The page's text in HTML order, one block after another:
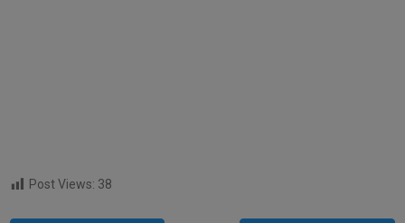
Post Views: 38